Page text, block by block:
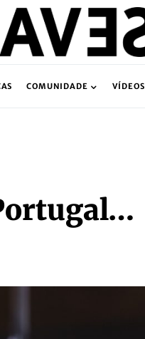
COMUNIDADE VÍDEOS